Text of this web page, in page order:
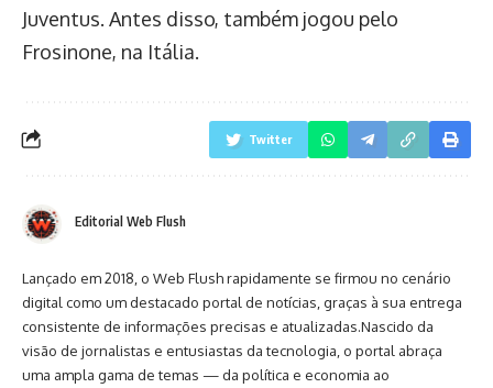
Juventus. Antes disso, também jogou pelo
Frosinone, na Itália.
Twitter
Editorial Web Flush
Lançado em 2018, o Web Flush rapidamente se firmou no cenário
digital como um destacado portal de notícias, graças à sua entrega
consistente de informações precisas e atualizadas.Nascido da
visão de jornalistas e entusiastas da tecnologia, o portal abraça
uma ampla gama de temas — da política e economia ao